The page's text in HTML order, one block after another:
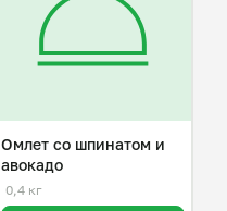
Омлет со шпинатом и
авокадо
0,4 кг